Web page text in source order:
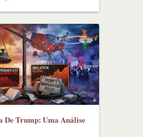
Trump: Uma Análise